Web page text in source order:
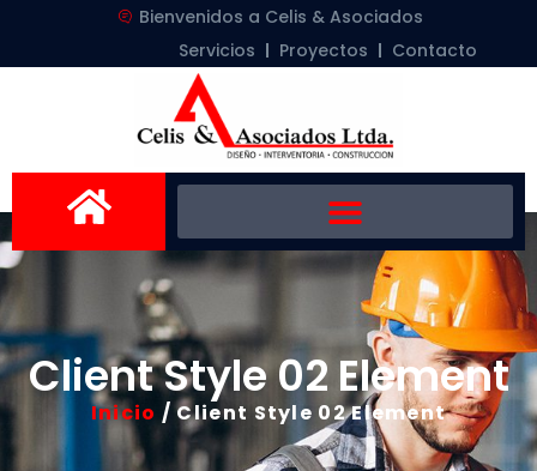
Bienvenidos a Celis & Asociados
Servicios
Proyectos Contacto
Client Style 02 Element
Inicio / Client Style 02 Element